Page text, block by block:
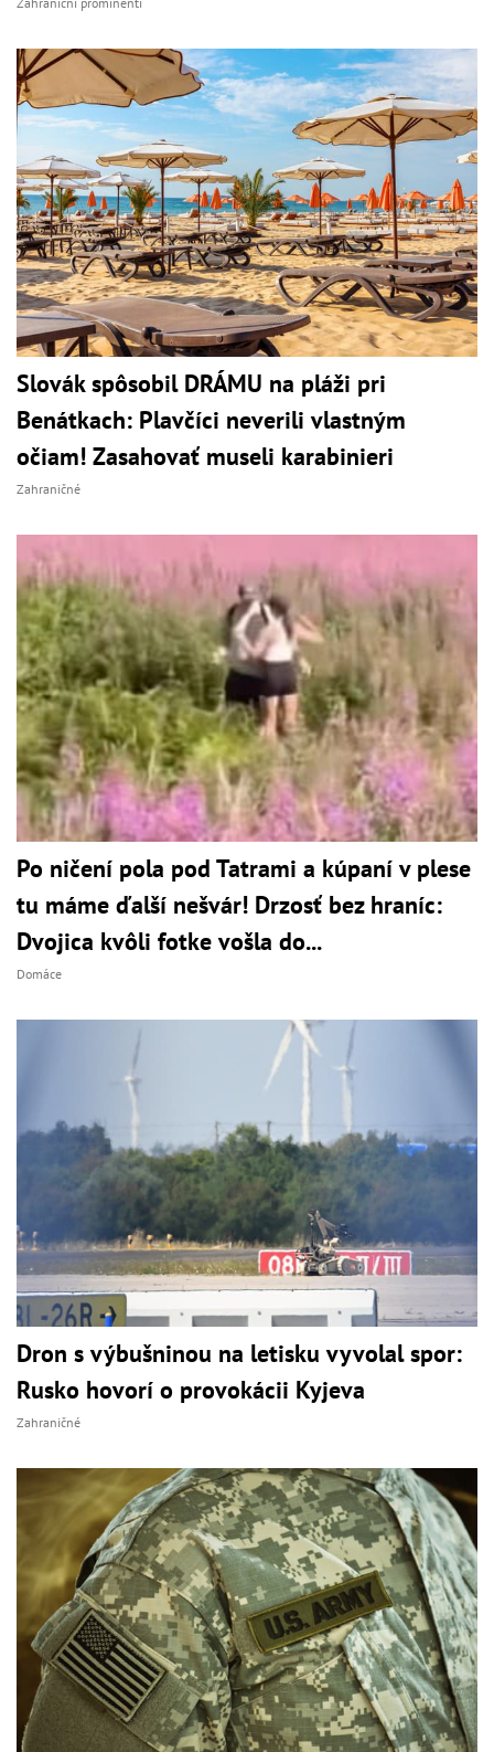
Slovák spôsobil DRÁMU na pláži pri
Benátkach: Plavčíci neverili vlastným
očiam! Zasahovať museli karabinieri
Zahraničné
Po ničení pola pod Tatrami a kúpaní v plese
tu máme ďalší nešvár! Drzosť bez hraníc:
Dvojica kvôli fotke vošla do...
Domáce
Dron s výbušninou na letisku vyvolal spor:
Rusko hovorí o provokácii Kyjeva
Zahraničné